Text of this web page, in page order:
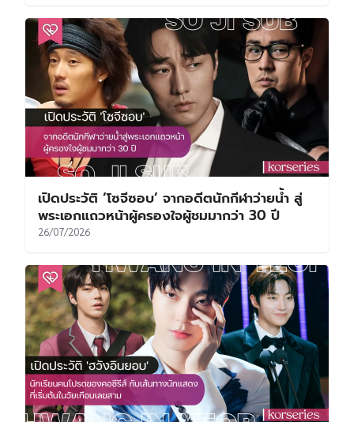
เปิดประวัติ ‘โซจีซอบ’ จากอดีตนักกีฬาว่ายน้ำ สู่
พระเอกแถวหน้าผู้ครองใจผู้ชมมากว่า 30 ปี
26/07/2026